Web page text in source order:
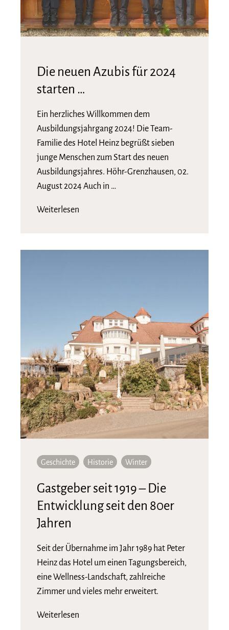
Die neuen Azubis für 2024
starten …
Ein herzliches Willkommen dem
Ausbildungsjahrgang 2024! Die Team-
Familie des Hotel Heinz begrüßt sieben
junge Menschen zum Start des neuen
Ausbildungsjahres. Höhr-Grenzhausen, 02.
August 2024 Auch in …
Weiterlesen
Geschichte Historie Winter
Gastgeber seit 1919 – Die
Entwicklung seit den 80er
Jahren
Seit der Übernahme im Jahr 1989 hat Peter
Heinz das Hotel um einen Tagungsbereich,
eine Wellness-Landschaft, zahlreiche
Zimmer und vieles mehr erweitert.
Weiterlesen